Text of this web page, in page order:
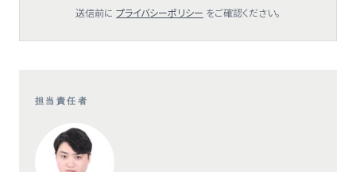
送信前に プライバシーポリシー をご確認ください。
担当責任者